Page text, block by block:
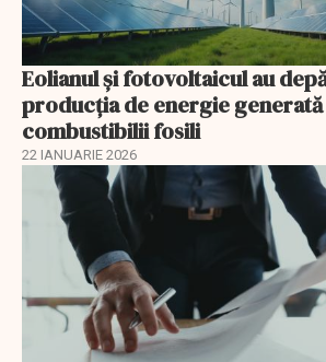
Eolianul și fotovoltaicul au
producția de energie
combustibilii fosili
22 IANUARIE 2026